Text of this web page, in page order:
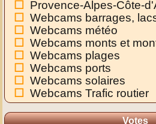
Provence-Alpes-Côte-
Webcams barrages,
Webcams météo
Webcams monts et
Webcams plages
Webcams ports
Webcams solaires
Webcams Trafic routier
Votes